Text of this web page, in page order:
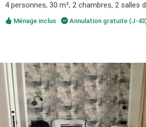
4 personnes, 30 m², 2 chambres, 2 salles
Ménage inclus Annulation gratuite (J-